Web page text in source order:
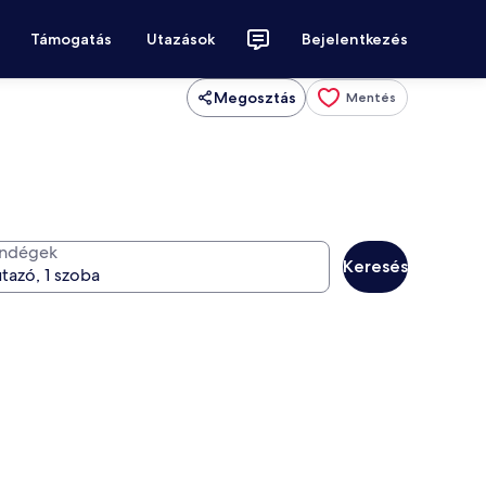
Támogatás Utazások Bejelentkezés
Megosztás Mentés
Keresés